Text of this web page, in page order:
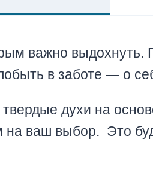
важно выдохнуть.
в заботе — о
духи на
ваш выбор. Это